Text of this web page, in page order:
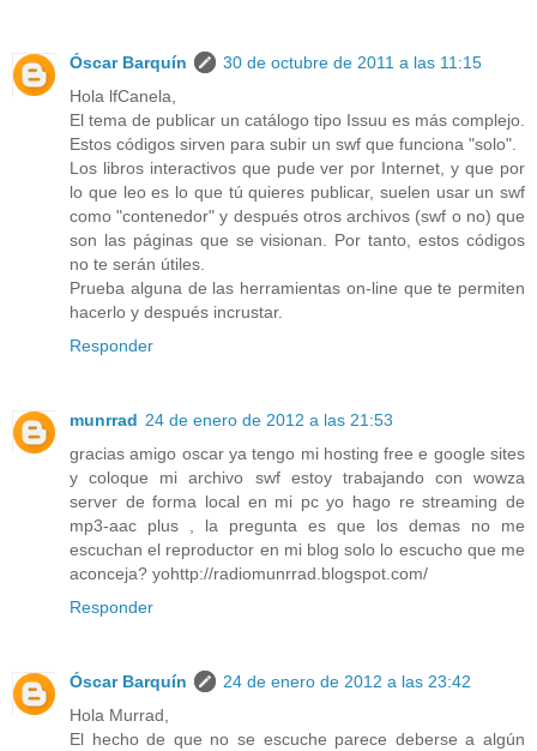
Óscar Barquín
30 de octubre de 2011 a las 11:15
Hola lfCanela,
El tema de publicar un catálogo tipo Issuu es más complejo.
Estos códigos sirven para subir un swf que funciona "solo".
Los libros interactivos que pude ver por Internet, y que por
lo que leo es lo que tú quieres publicar, suelen usar un swf
como "contenedor" y después otros archivos (swf o no) que
son las páginas que se visionan. Por tanto, estos códigos
no te serán útiles.
Prueba alguna de las herramientas on-line que te permiten
hacerlo y después incrustar.
Responder
munrrad 24 de enero de 2012 a las 21:53
gracias amigo oscar ya tengo mi hosting free e google sites
y coloque mi archivo swf estoy trabajando con wowza
server de forma local en mi pc yo hago re streaming de
mp3-aac plus , la pregunta es que los demas no me
escuchan el reproductor en mi blog solo lo escucho que me
aconceja? yohttp://radiomunrrad.blogspot.com/
Responder
Óscar Barquín
24 de enero de 2012 a las 23:42
Hola Murrad,
El hecho de que no se escuche parece deberse a algún